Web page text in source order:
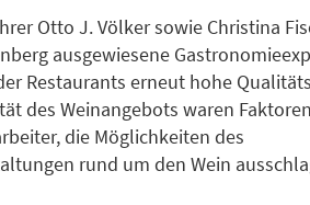
Otto J. Völker sowie Christina
ausgewiesene
Restaurants erneut hohe
des Weinangebots waren
die Möglichkeiten des
rund um den Wein